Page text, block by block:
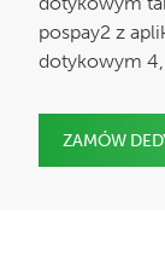
pospay2 z
dotykowym
ZAMÓW